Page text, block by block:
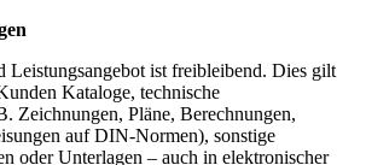
Leistungsangebot ist freibleibend. Dies gilt
Kataloge, technische
Zeichnungen, Pläne, Berechnungen,
auf DIN-Normen), sonstige
oder Unterlagen – auch in elektronischer